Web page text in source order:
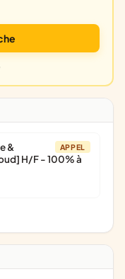
APPEL
&
H/F - 100% à